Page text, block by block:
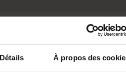
Détails À propos des
le symptôme sans régler
stress et peuvent créer des
secondaires.